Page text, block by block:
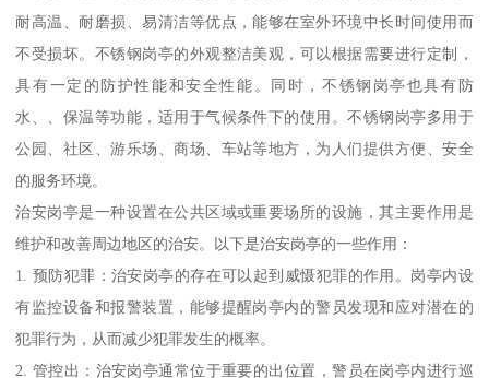
耐高温、耐磨损、易清洁等优点，能够在室外环境中长时间使用而
不受损坏。不锈钢岗亭的外观整洁美观，可以根据需要进行定制，
具有一定的防护性能和安全性能。同时，不锈钢岗亭也具有防
水、、保温等功能，适用于气候条件下的使用。不锈钢岗亭多用于
公园、社区、游乐场、商场、车站等地方，为人们提供方便、安全
的服务环境。
治安岗亭是一种设置在公共区域或重要场所的设施，其主要作用是
维护和改善周边地区的治安。以下是治安岗亭的一些作用：
1. 预防犯罪：治安岗亭的存在可以起到威慑犯罪的作用。岗亭内设
有监控设备和报警装置，能够提醒岗亭内的警员发现和应对潜在的
犯罪行为，从而减少犯罪发生的概率。
2. 管控出：治安岗亭通常位于重要的出位置，警员在岗亭内进行巡